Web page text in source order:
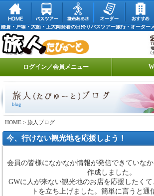
鎌倉・戸塚・大船・上大岡発着の日帰りバスツアー旅行・オーダー
ログイン／会員メニュー
HOME > 旅人ブログ
今、行けない観光地を応援しよう！
会員の皆様になかなか情報が発信できていな
作成しました。
GWに人が来ない観光地のお店を応援したく
トを立ち上げました。簡単に言うと通